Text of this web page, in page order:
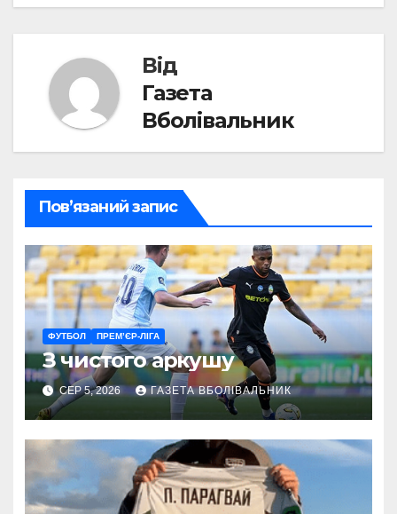
Від
Газета
Вболівальник
Пов’язаний запис
ФУТБОЛ ПРЕМ’ЄР-ЛІГА
З чистого аркушу
СЕР 5, 2026 ГАЗЕТА ВБОЛІВАЛЬНИК